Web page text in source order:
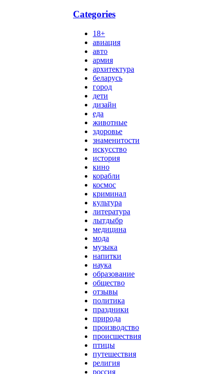
Categories
18+
авиация
авто
армия
архитектура
беларусь
город
дети
дизайн
еда
животные
здоровье
знаменитости
искусство
история
кино
корабли
космос
криминал
культура
литература
лытдыбр
медицина
мода
музыка
напитки
наука
образование
общество
отзывы
политика
праздники
природа
производство
происшествия
птицы
путешествия
религия
россия